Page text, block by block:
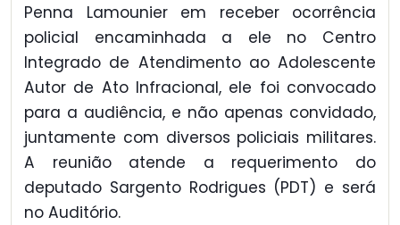
Penna Lamounier em receber ocorrência
policial encaminhada a ele no Centro
Integrado de Atendimento ao Adolescente
Autor de Ato Infracional, ele foi convocado
para a audiência, e não apenas convidado,
juntamente com diversos policiais militares.
A reunião atende a requerimento do
deputado Sargento Rodrigues (PDT) e será
no Auditório.